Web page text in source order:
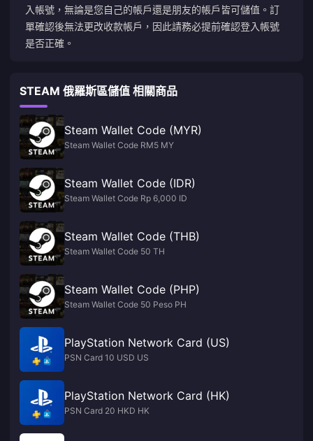
入帳號，無論是您自己的帳戶還是朋友的帳戶皆可儲值。訂
單確認後無法更改收款帳戶，因此請務必提前確認登入帳號
是否正確。
STEAM 俄羅斯區儲值 相關商品
Steam Wallet Code (MYR)
Steam Wallet Code RM5 MY
Steam Wallet Code (IDR)
Steam Wallet Code Rp 6,000 ID
Steam Wallet Code (THB)
Steam Wallet Code 50 TH
Steam Wallet Code (PHP)
Steam Wallet Code 50 Peso PH
PlayStation Network Card (US)
PSN Card 10 USD US
PlayStation Network Card (HK)
PSN Card 20 HKD HK